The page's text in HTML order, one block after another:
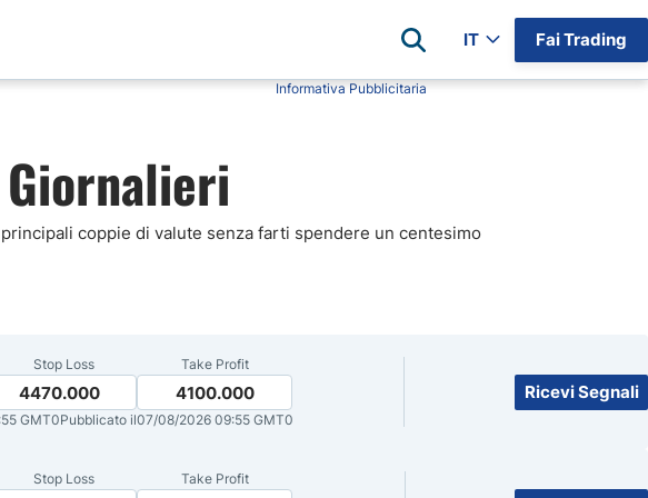
Trading Telegram
Trading Forex
Demo Senza
Forex per Principianti
StarTrader Recensioni
Forex Oggi
Azionario Oggi
Fai Trading
IT
Informativa Pubblicitaria
coppie di valute senza farti spendere un centesimo
Stop Loss
4470.000
Take Profit
4100.000
GMT0Pubblicato il07/08/2026 09:55 GMT0
Ricevi Segnali
Stop Loss Take Profit